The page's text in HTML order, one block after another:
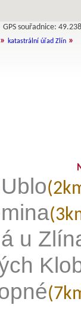
GPS souřadnice:
» katastrální úřad Zlín »
Ublo
u